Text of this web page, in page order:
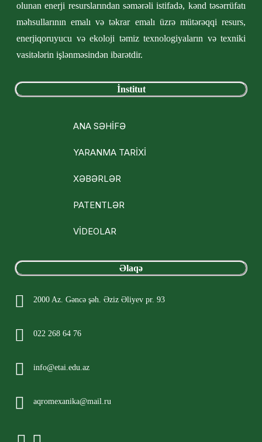
olunan enerji resurslarından səmərəli istifadə, kənd təsərrüfatı
məhsullarının emalı və təkrar emalı üzrə mütərəqqi resurs,
enerjiqoruyucu və ekoloji təmiz texnologiyaların və texniki
vasitələrin işlənməsindən ibarətdir.
İnstitut
ANA SƏHİFƏ
YARANMA TARİXİ
XƏBƏRLƏR
PATENTLƏR
VİDEOLAR
Əlaqə
2000 Az. Gəncə şəh. Əziz Əliyev pr. 93
022 268 64 76
info@etai.edu.az
aqromexanika@mail.ru